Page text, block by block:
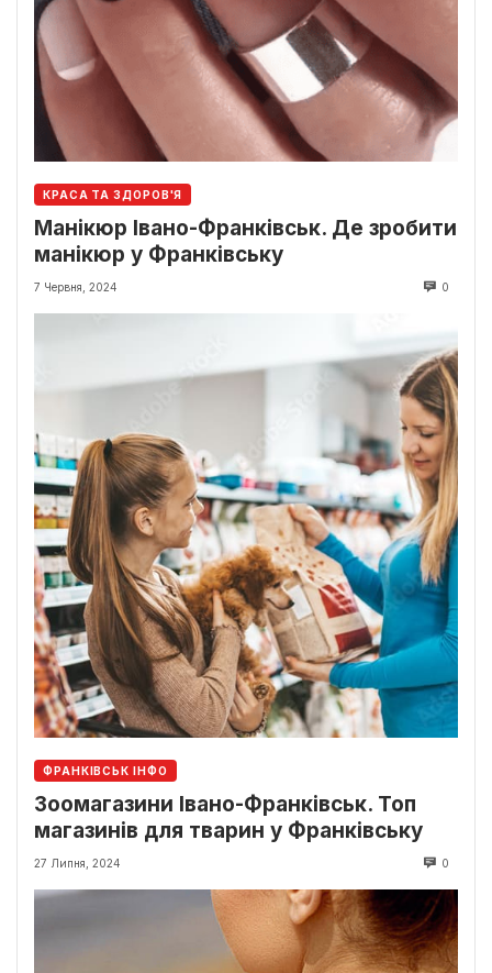
КРАСА ТА ЗДОРОВ'Я
Манікюр Івано-Франківськ. Де зробити
манікюр у Франківську
7 Червня, 2024 0
ФРАНКІВСЬК ІНФО
Зоомагазини Івано-Франківськ. Топ
магазинів для тварин у Франківську
27 Липня, 2024 0